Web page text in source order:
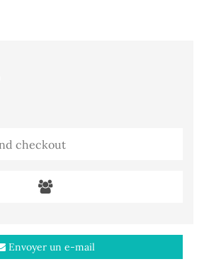
Envoyer un e-mail